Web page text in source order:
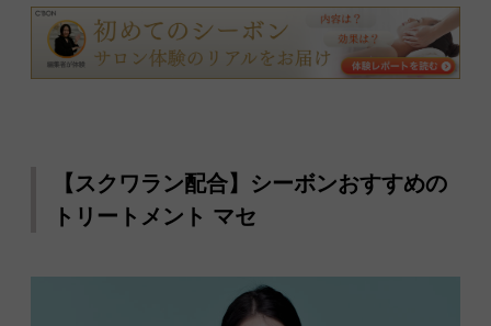
【スクワラン配合】シーボンおすすめの
トリートメント マセ